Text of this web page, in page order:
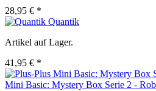
28,95 € *
Quantik
Artikel auf Lager.
41,95 € *
Mini Basic: Mystery Box Serie 2 -